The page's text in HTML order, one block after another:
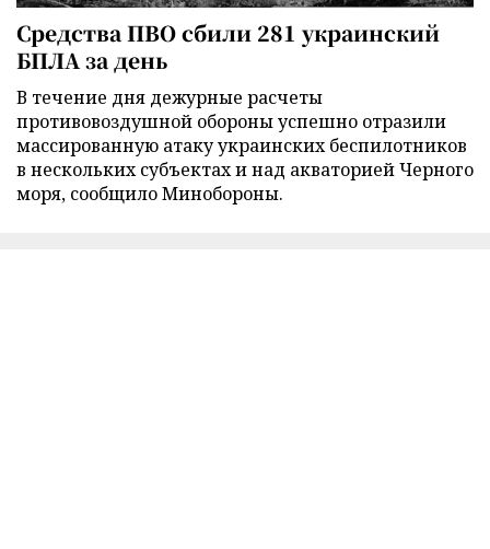
Средства ПВО сбили 281 украинский
БПЛА за день
В течение дня дежурные расчеты
противовоздушной обороны успешно отразили
массированную атаку украинских беспилотников
в нескольких субъектах и над акваторией Черного
моря, сообщило Минобороны.